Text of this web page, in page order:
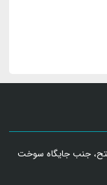
بزرگراه فتح، جنب جایگاه سوخت